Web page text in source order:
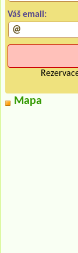
Váš email:
Mapa